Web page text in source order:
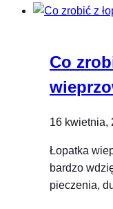
Co
16 kwietnia,
Łopatka
bardzo
pieczenia,